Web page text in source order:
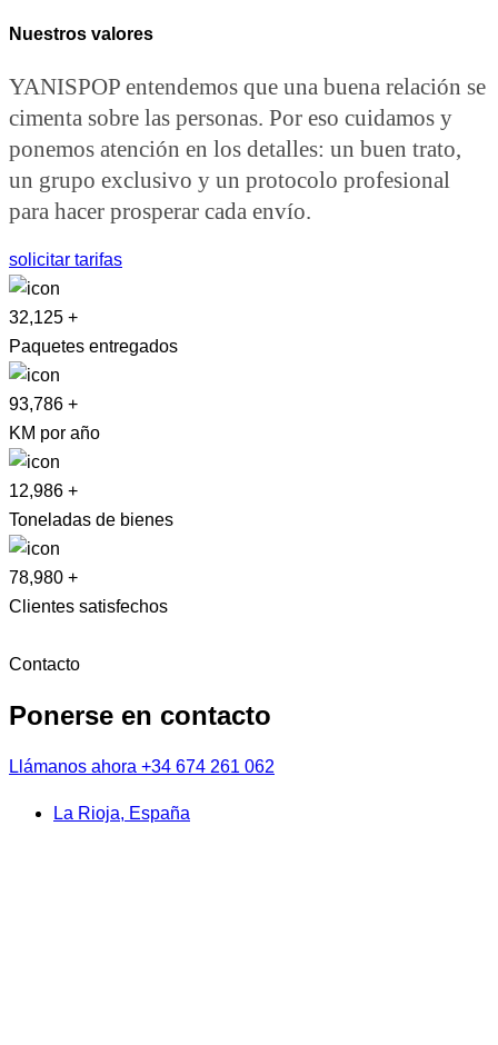
Nuestros valores
YANISPOP entendemos que una buena relación se
cimenta sobre las personas. Por eso cuidamos y
ponemos atención en los detalles: un buen trato,
un grupo exclusivo y un protocolo profesional
para hacer prosperar cada envío.
solicitar tarifas
32,125 +
Paquetes entregados
93,786 +
KM por año
12,986 +
Toneladas de bienes
78,980 +
Clientes satisfechos
Contacto
Ponerse en contacto
Llámanos ahora +34 674 261 062
La Rioja, España